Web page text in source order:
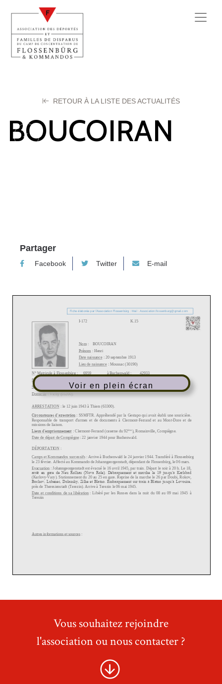
RETOUR À LA LISTE DES ACTUALITÉS
BOUCOIRAN
Partager
Facebook Twitter E-mail
Voir en plein écran
Vous souhaitez rejoindre
l'association ou nous contacter ?